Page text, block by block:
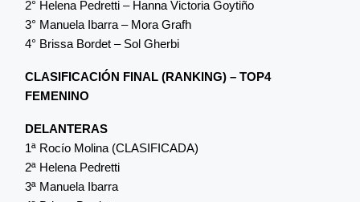
2° Helena Pedretti – Hanna Victoria Goytiño
3° Manuela Ibarra – Mora Grafh
4° Brissa Bordet – Sol Gherbi
CLASIFICACIÓN FINAL (RANKING) – TOP4
FEMENINO
DELANTERAS
1ª Rocío Molina (CLASIFICADA)
2ª Helena Pedretti
3ª Manuela Ibarra